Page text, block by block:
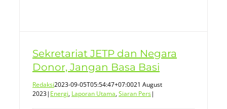
Sekretariat JETP dan Negara
Donor, Jangan Basa Basi
Redaksi2023-09-05T05:54:47+07:0021 August
2023| Energi, Laporan Utama,Siaran Pers|